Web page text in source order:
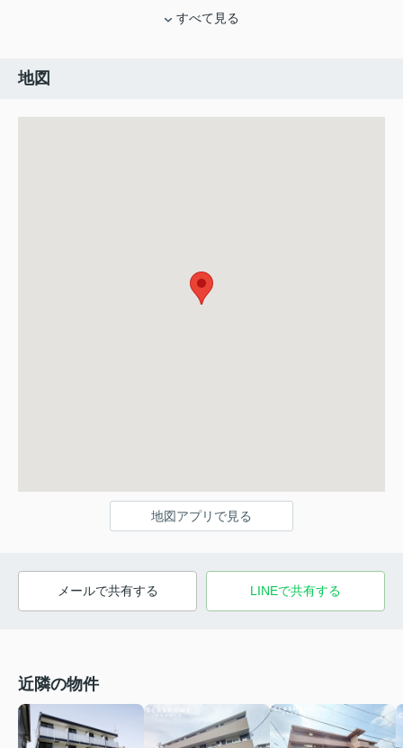
すべて見る
地図
地図アプリで見る
メールで共有する LINEで共有する
近隣の物件